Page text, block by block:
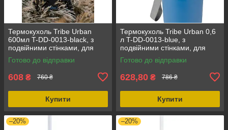
Термокухоль Tribe Urban
600мл T-DD-0013-black, з
подвійними стінками, для
горячих та холодних напоїв
Готово до відправки
608 ₴ 760 ₴
Купити
Термокухоль Tribe Urban 0,6
л T-DD-0013-blue, з
подвійними стінками, для
гарячих і холодних напоїв
Готово до відправки
628,80 ₴ 786 ₴
Купити
–20% –20%